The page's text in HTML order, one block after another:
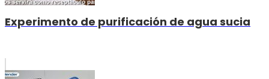
Experimento de purificación de agua sucia